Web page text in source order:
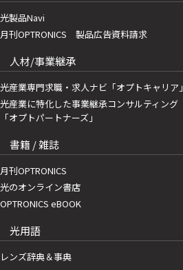
光製品Navi
月刊OPTRONICS 製品広告資料請求
人材/事業継承
光産業専門求職・求人ナビ「オプトキャリア」
光産業に特化した事業継承コンサルティング
「オプトパートナーズ」
書籍 / 雑誌
月刊OPTRONICS
光のオンライン書店
OPTRONICS eBOOK
光用語
レンズ辞典＆事典